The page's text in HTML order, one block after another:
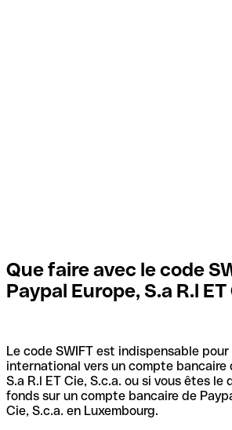
Que faire avec le code
Paypal Europe, S.a R.l ET
Le code SWIFT est indispensable
international vers un compte bancaire
S.a R.l ET Cie, S.c.a. ou si vous êtes
fonds sur un compte bancaire de
Cie, S.c.a. en Luxembourg.